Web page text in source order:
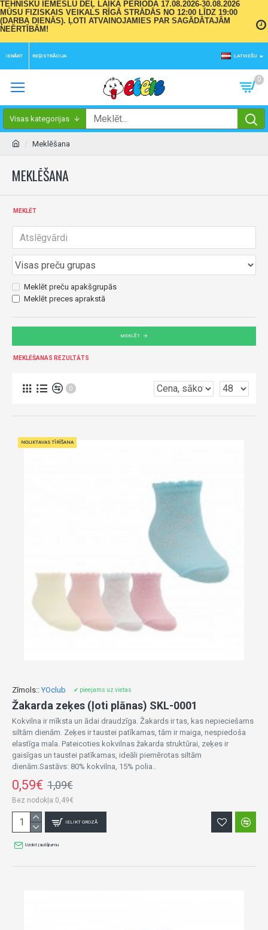
TEHNISKU IEMESLU DĒĻ LAIKA PERIODĀ 17.08.2026-30.08.2026
MŪSU FIZISKAIS VEIKALS RĪGĀ STRĀDĀS NO 12:00 LĪDZ 19:00
(DARBA DIENĀS). ĻOTI ATVAINOJAMIES PAR SAGĀDĀTAJĀM
NEĒRTĪBĀM!
IENĀKT REĢISTRĀCIJA LATVIEŠU
0
Visas kategorijas
Meklēšana
MEKLĒŠANA
MEKLĒT
Meklēt preču apakšgrupās
Meklēt preces aprakstā
MEKLĒT
MEKLĒŠANAS REZULTĀTS
0
NOLIKTAVAS TĪRĪŠANA
Zīmols:: YOclub ✔ pieejams uz vietas
Žakarda zeķes (ļoti plānas) SKL-0001
Kokvilna ir mīksta un ādai draudzīga. Žakards ir tas, kas nepieciešams
siltām dienām. Zeķes ir taustei patīkamas, tām ir maiga, nespiedoša
elastīga mala. Pateicoties kokvilnas žakarda struktūrai, zeķes ir
gaisīgas un taustei patīkamas, ideāli piemērotas siltām
dienām.Sastāvs: 80% kokvilna, 15% polia..
0,59€ 1,09€
Bez nodokļa:0,49€
IELIKT GROZĀ
Uzdot jautājumu